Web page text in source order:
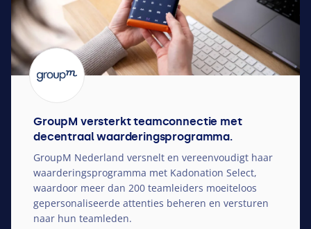
GroupM versterkt teamconnectie met
decentraal waarderingsprogramma.
GroupM Nederland versnelt en vereenvoudigt haar
waarderingsprogramma met Kadonation Select,
waardoor meer dan 200 teamleiders moeiteloos
gepersonaliseerde attenties beheren en versturen
naar hun teamleden.